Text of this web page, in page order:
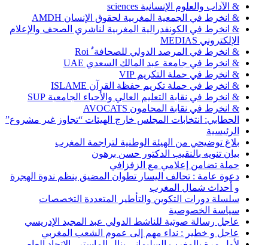
& الآداب والعلوم الإنسانية sciences
& انخرط في الجمعية المغربية لحقوق الإنسان AMDH
& انخرط في الكونفدرالية المغربية لناشري الصحف والإعلام
الإلكتروني MEDIAS
& انخرط في المرصد الدولي للصحافة ٌ Roi
& انخرط في جامعة عبد المالك السعدي UAE
& انخرط في حملة التكريم VIP
& انخرط في حملة تكريم حفظة القرآن ISLAME
& انخرط في نقابة التعليم العالي والأحياء الجامعية SUP
& انخرط في نقابة المحامون AVOCATS
الحطابي: انتخابات المجلس خارج الهيئات “تجاوز غير مشروع”
الرئيسية
بلاغ توضيحي من الهيئة الوطنية لتراجمة المغرب
بيان تنويه بالنقيب الدكتور حسن برهون
حملة تضامن إعلامي مع الزفزافي
دعوة عامة : تحالف اليسار تطوان المضيق ينظم ندوة الهجرة
و أحداث شمال المغرب
سلسلة دورات التكوين والتأطير المتعددة التخصصات
سياسة الخصوصية
عاجل رسالة صوتية للناشط الدولي عبد المجيد الإدريسي
عاجل و خطير : نداء مهم إلى عموم الشعب المغربي